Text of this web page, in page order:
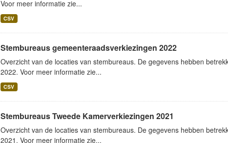
Voor meer informatie zie...
CSV
Stembureaus gemeenteraadsverkiezingen 2022
Overzicht van de locaties van stembureaus. De gegevens hebben
2022. Voor meer informatie zie...
CSV
Stembureaus Tweede Kamerverkiezingen 2021
Overzicht van de locaties van stembureaus. De gegevens hebben
2021. Voor meer informatie zie...